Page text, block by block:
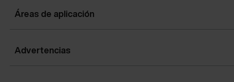
Áreas de aplicación
Advertencias